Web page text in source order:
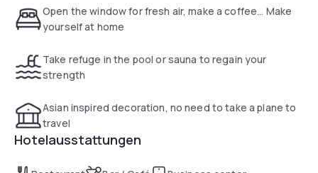
18:00 pm. After 18:00 pm we charge full amount of 29$. All
guests wishing to leave after 4pm local time will be charged
Open the window for fresh air, make a coffee... Make
yourself at home
Take refuge in the pool or sauna to regain your
strength
Asian inspired decoration, no need to take a plane to
travel
Hotelausstattungen